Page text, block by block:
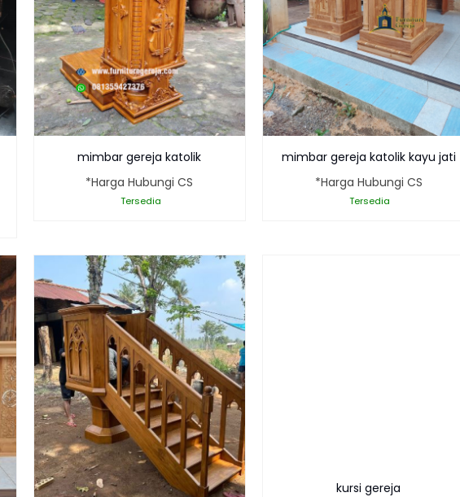
mimbar gereja katolik
*Harga Hubungi CS
Tersedia
mimbar gereja katolik kayu jati
*Harga Hubungi CS
Tersedia
kursi gereja